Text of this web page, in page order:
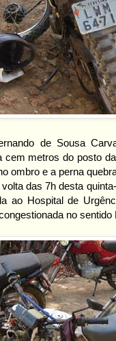
de Sousa
cem metros do posto
ombro e a perna
das 7h desta
ao Hospital de
no